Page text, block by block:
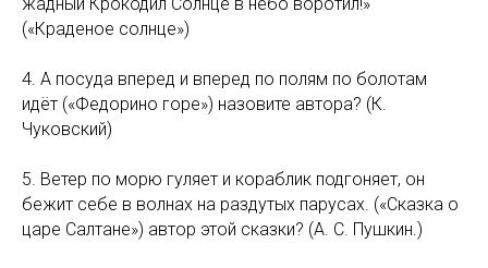
(«Краденое солнце»)
4. А посуда вперед и вперед по полям по болотам
идёт («Федорино горе») назовите автора? (К.
Чуковский)
5. Ветер по морю гуляет и кораблик подгоняет, он
бежит себе в волнах на раздутых парусах. («Сказка о
царе Салтане») автор этой сказки? (А. С. Пушкин.)